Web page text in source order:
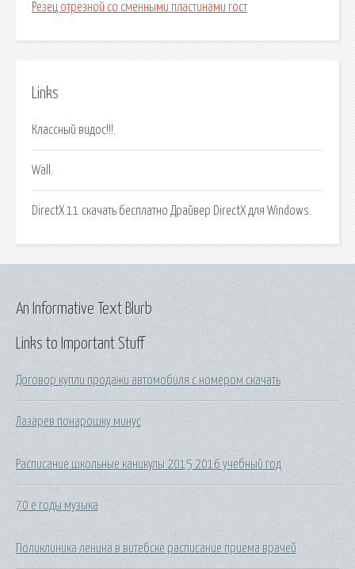
Резец отрезной со сменными пластинами гост
Links
Классный видос!!!.
Wall.
DirectX 11 скачать бесплатно Драйвер DirectX для Windows.
Links to Important Stuff
Договор купли продажи автомобиля с номером скачать
Лазарев понарошку минус
Расписание школьные каникулы 2015 2016 учебный год
70 е годы музыка
Поликлиника ленина в витебске расписание приема врачей
An Informative Text Blurb